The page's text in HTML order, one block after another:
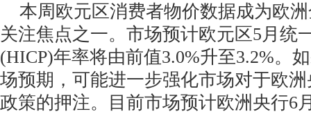
本周欧元区消费者物价数据成为欧
关注焦点之一。市场预计欧元区5月统
(HICP)年率将由前值3.0%升至3.2%。
场预期，可能进一步强化市场对于欧
政策的押注。目前市场预计欧洲央行6